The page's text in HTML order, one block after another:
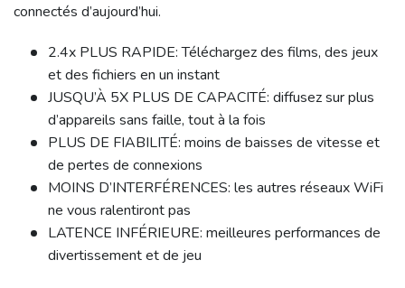
connectés d’aujourd’hui.
2.4x PLUS RAPIDE: Téléchargez des films, des jeux
et des fichiers en un instant
JUSQU’À 5X PLUS DE CAPACITÉ: diffusez sur plus
d’appareils sans faille, tout à la fois
PLUS DE FIABILITÉ: moins de baisses de vitesse et
de pertes de connexions
MOINS D’INTERFÉRENCES: les autres réseaux WiFi
ne vous ralentiront pas
LATENCE INFÉRIEURE: meilleures performances de
divertissement et de jeu